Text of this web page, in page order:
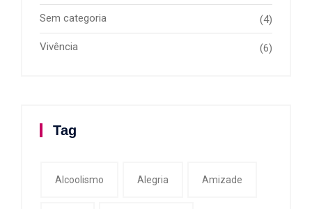
Sem categoria (4)
Vivência (6)
Tag
Alcoolismo Alegria Amizade